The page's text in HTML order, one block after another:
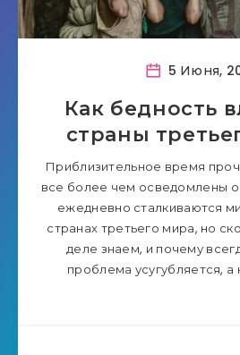
5 Июня,
Как бедность
страны
Приблизительное время
все более чем осведомлены
ежедневно сталкиваются
странах третьего мира, но
деле знаем, и почему
проблема усугубляется,